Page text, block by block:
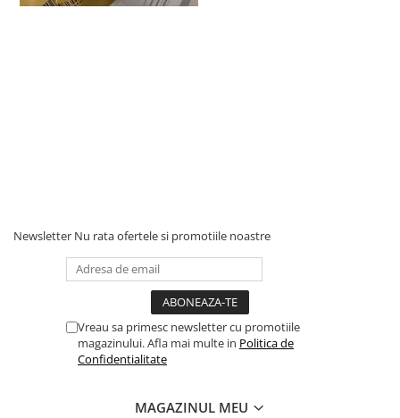
Newsletter Nu rata ofertele si promotiile noastre
Vreau sa primesc newsletter cu promotiile
magazinului. Afla mai multe in Politica de
Confidentialitate
MAGAZINUL MEU